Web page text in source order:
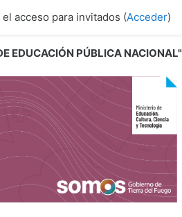
EDUCACIÓN PÚBLICA NACIONAL"
acceso para invitados (Acceder)